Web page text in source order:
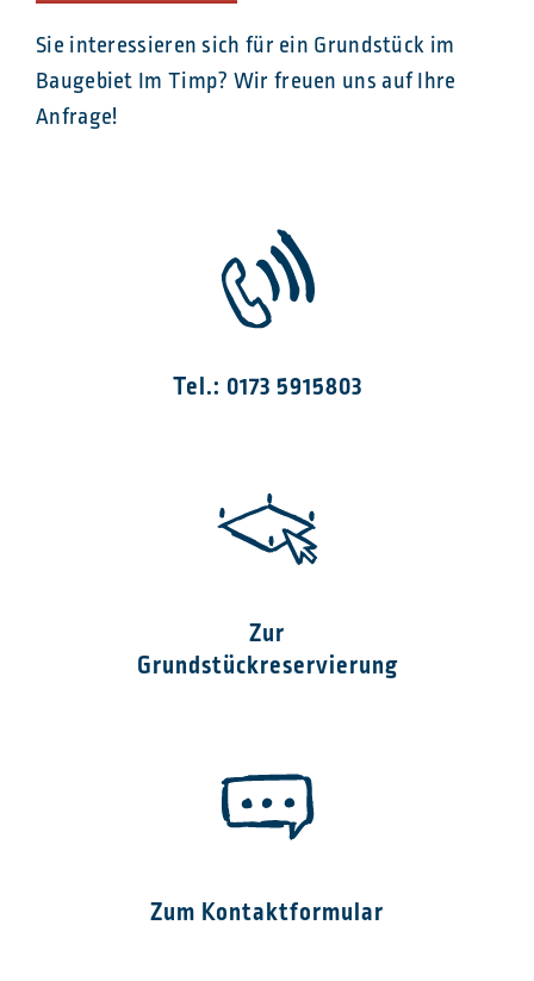
Sie interessieren sich für ein Grundstück im
Baugebiet Im Timp? Wir freuen uns auf Ihre
Anfrage!
Tel.: 0173 5915803
Zur
Grundstückreservierung
Zum Kontaktformular